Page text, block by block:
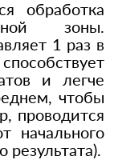
обработка
зоны.
1 раз в
и легче
чтобы
проводится
начального